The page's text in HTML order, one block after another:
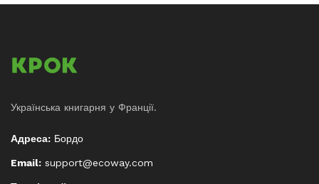
Українська книгарня у Франції.
Адреса: Бордо
Email: support@ecoway.com